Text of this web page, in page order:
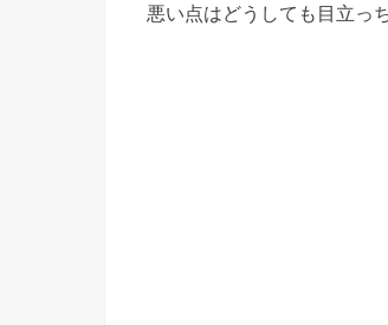
悪い点はどうしても目立っ